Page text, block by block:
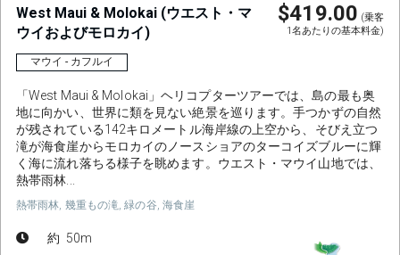
West Maui & Molokai (ウエスト・マ
ウイおよびモロカイ)
マウイ - カフルイ
$419.00 (乗客
1名あたりの基本料金)
「West Maui & Molokai」ヘリコプターツアーでは、島の最も奥
地に向かい、世界に類を見ない絶景を巡ります。手つかずの自然
が残されている142キロメートル海岸線の上空から、そびえ立つ
滝が海食崖からモロカイのノースショアのターコイズブルーに輝
く海に流れ落ちる様子を眺めます。ウエスト・マウイ山地では、
熱帯雨林...
熱帯雨林, 幾重もの滝, 緑の谷, 海食崖
約 50m